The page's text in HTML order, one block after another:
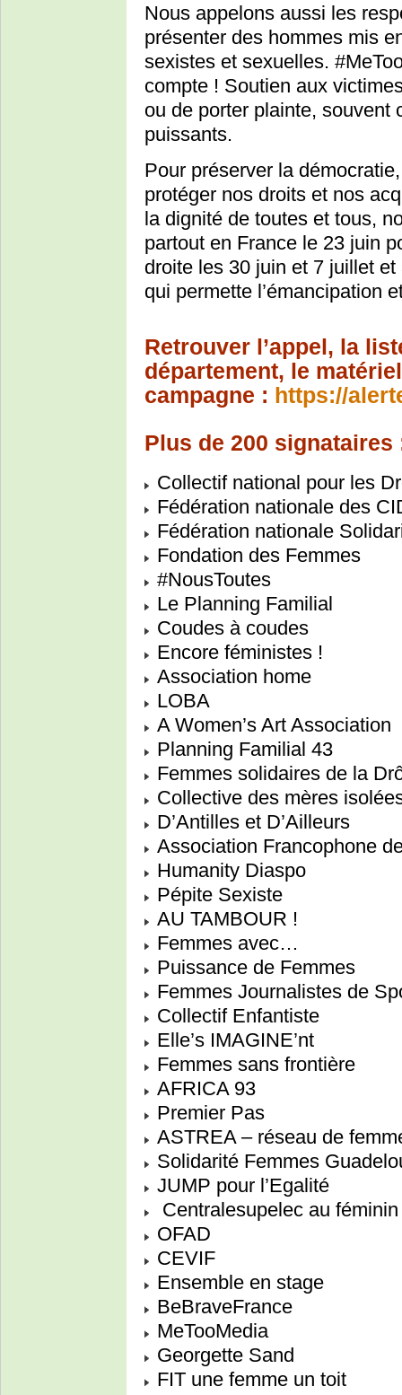
Nous appelons aussi les
présenter des hommes mis
sexistes et sexuelles.
compte ! Soutien aux
ou de porter plainte, souvent
puissants.
Pour préserver la
protéger nos droits et nos
la dignité de toutes et tous,
partout en France le 23 juin
droite les 30 juin et 7 juillet
qui permette l’émancipation
Retrouver l’appel, la
département, le
campagne : https://
Plus de 200 signataires
Collectif national pour les
Fédération nationale des
Fédération nationale
Fondation des Femmes
#NousToutes
Le Planning Familial
Coudes à coudes
Encore féministes !
Association home
LOBA
A Women’s Art Association
Planning Familial 43
Femmes solidaires de la
Collective des mères
D’Antilles et D’Ailleurs
Association Francophone
Humanity Diaspo
Pépite Sexiste
AU TAMBOUR !
Femmes avec…
Puissance de Femmes
Femmes Journalistes de
Collectif Enfantiste
Elle’s IMAGINE’nt
Femmes sans frontière
AFRICA 93
Premier Pas
ASTREA – réseau de
Solidarité Femmes
JUMP pour l’Egalité
Centralesupelec au féminin
OFAD
CEVIF
Ensemble en stage
BeBraveFrance
MeTooMedia
Georgette Sand
FIT une femme un toit